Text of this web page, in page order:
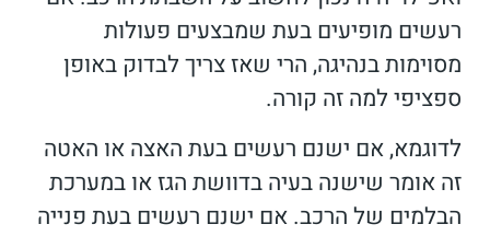
רעשים מופיעים בעת שמבצעים פעולות
מסוימות בנהיגה, הרי שאז צריך לבדוק באופן
ספציפי למה זה קורה.
לדוגמא, אם ישנם רעשים בעת האצה או האטה
זה אומר שישנה בעיה בדוושת הגז או במערכת
הבלמים של הרכב. אם ישנם רעשים בעת פנייה